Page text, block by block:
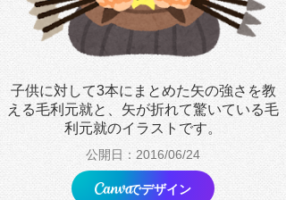
子供に対して3本にまとめた矢の強さを教
える毛利元就と、矢が折れて驚いている毛
利元就のイラストです。
公開日：2016/06/24
でデザイン